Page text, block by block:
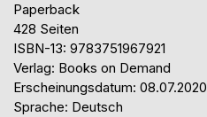
Paperback
428 Seiten
ISBN-13: 9783751967921
Verlag: Books on Demand
Erscheinungsdatum: 08.07.2020
Sprache: Deutsch